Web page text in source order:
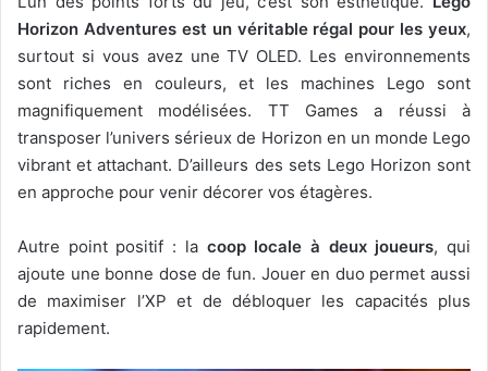
Horizon Adventures est un véritable régal pour les yeux,
surtout si vous avez une TV OLED. Les environnements
sont riches en couleurs, et les machines Lego sont
magnifiquement modélisées. TT Games a réussi à
transposer l’univers sérieux de Horizon en un monde Lego
vibrant et attachant. D’ailleurs des sets Lego Horizon sont
en approche pour venir décorer vos étagères.
Autre point positif : la coop locale à deux joueurs, qui
ajoute une bonne dose de fun. Jouer en duo permet aussi
de maximiser l’XP et de débloquer les capacités plus
rapidement.